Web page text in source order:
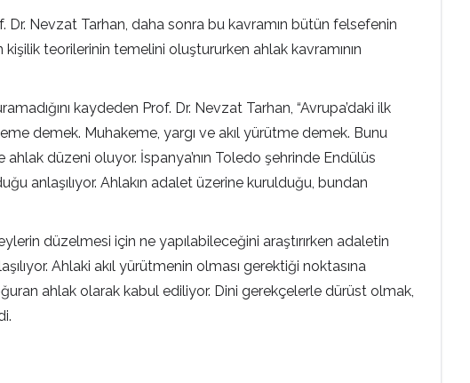
Dr. Nevzat Tarhan, daha sonra bu kavramın bütün felsefenin
teorilerinin temelini oluştururken ahlak kavramının
kaydeden Prof. Dr. Nevzat Tarhan, “Avrupa’daki ilk
demek. Muhakeme, yargı ve akıl yürütme demek. Bunu
düzeni oluyor. İspanya’nın Toledo şehrinde Endülüs
anlaşılıyor. Ahlakın adalet üzerine kurulduğu, bundan
düzelmesi için ne yapılabileceğini araştırırken adaletin
Ahlaki akıl yürütmenin olması gerektiği noktasına
ahlak olarak kabul ediliyor. Dini gerekçelerle dürüst olmak,